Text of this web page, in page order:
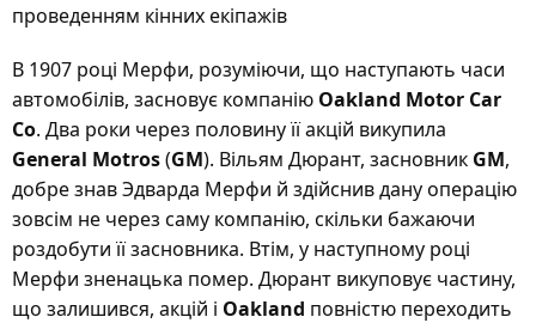
проведенням кінних екіпажів
В 1907 році Мерфи, розуміючи, що наступають часи
автомобілів, засновує компанію Oakland Motor Car
Co. Два роки через половину її акцій викупила
General Motros(GM). Вільям Дюрант, засновник GM,
добре знав Эдварда Мерфи й здійснив дану операцію
зовсім не через саму компанію, скільки бажаючи
роздобути її засновника. Втім, у наступному році
Мерфи зненацька помер. Дюрант викуповує частину,
що залишився, акцій і Oakland повністю переходить